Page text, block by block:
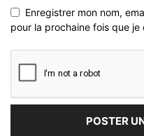
Enregistrer mon nom,
pour la prochaine fois que je